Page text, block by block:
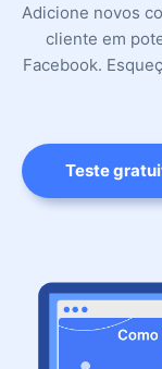
Adicione novos
cliente em
Facebook.
Teste